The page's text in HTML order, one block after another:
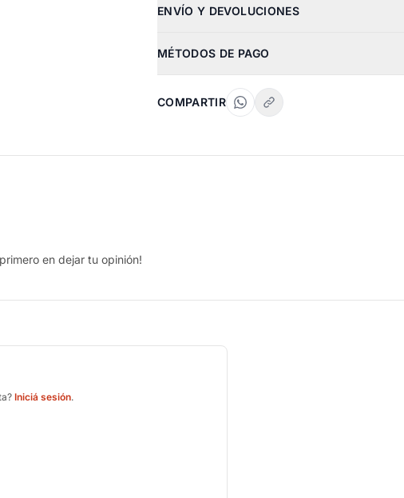
ENVÍO Y DEVOLUCIONES
MÉTODOS DE PAGO
COMPARTIR
en dejar tu opinión!
Iniciá sesión.